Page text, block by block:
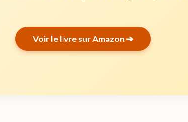
Voir le livre sur Amazon ➔